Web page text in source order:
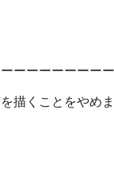
ーーーーーーー
描くことをやめ